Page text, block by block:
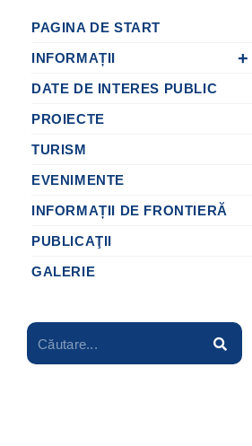
PAGINA DE START
INFORMAȚII
DATE DE INTERES PUBLIC
PROIECTE
TURISM
EVENIMENTE
INFORMAȚII DE FRONTIERĂ
PUBLICAŢII
GALERIE
Căutare...